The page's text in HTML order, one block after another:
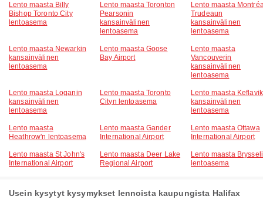
Lento maasta Billy
Bishop Toronto City
lentoasema
Lento maasta Toronton
Pearsonin
kansainvälinen
lentoasema
Lento maasta
Trudeaun
kansainvälinen
lentoasema
Lento maasta Newarkin
kansainvälinen
lentoasema
Lento maasta Goose
Bay Airport
Lento maasta
Vancouverin
kansainvälinen
lentoasema
Lento maasta Loganin
kansainvälinen
lentoasema
Lento maasta Toronto
Cityn lentoasema
Lento maasta
kansainvälinen
lentoasema
Lento maasta
Heathrow'n lentoasema
Lento maasta Gander
International Airport
Lento maasta Ottawa
International Airport
Lento maasta St John's
International Airport
Lento maasta Deer Lake
Regional Airport
Lento maasta
lentoasema
Usein kysytyt kysymykset lennoista kaupungista Halifax